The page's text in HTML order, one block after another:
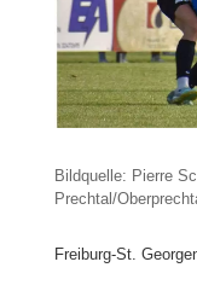
Bildquelle: Pierre
Prechtal/
Freiburg-St.